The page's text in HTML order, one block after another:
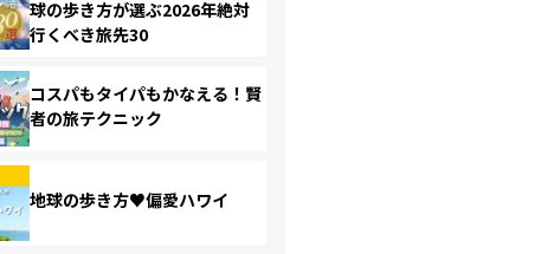
球の歩き方が選ぶ2026年絶対
行くべき旅先30
コスパもタイパもかなえる！賢
者の旅テクニック
地球の歩き方♥偏愛ハワイ